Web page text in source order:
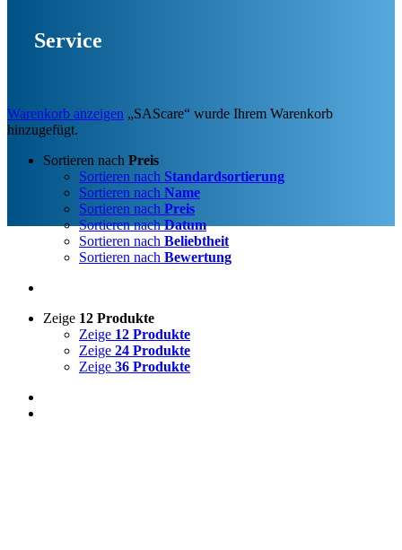
Service
Warenkorb anzeigen „SAScare“ wurde Ihrem Warenkorb
hinzugefügt.
Sortieren nach Preis
Sortieren nach Standardsortierung
Sortieren nach Name
Sortieren nach Preis
Sortieren nachDatum
Sortieren nach Beliebtheit
Sortieren nach Bewertung
Zeige 12 Produkte
Zeige 12 Produkte
Zeige 24 Produkte
Zeige 36 Produkte